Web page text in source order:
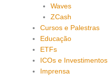
Waves
ZCash
Cursos e Palestras
Educação
ETFs
ICOs e Investimentos
Imprensa